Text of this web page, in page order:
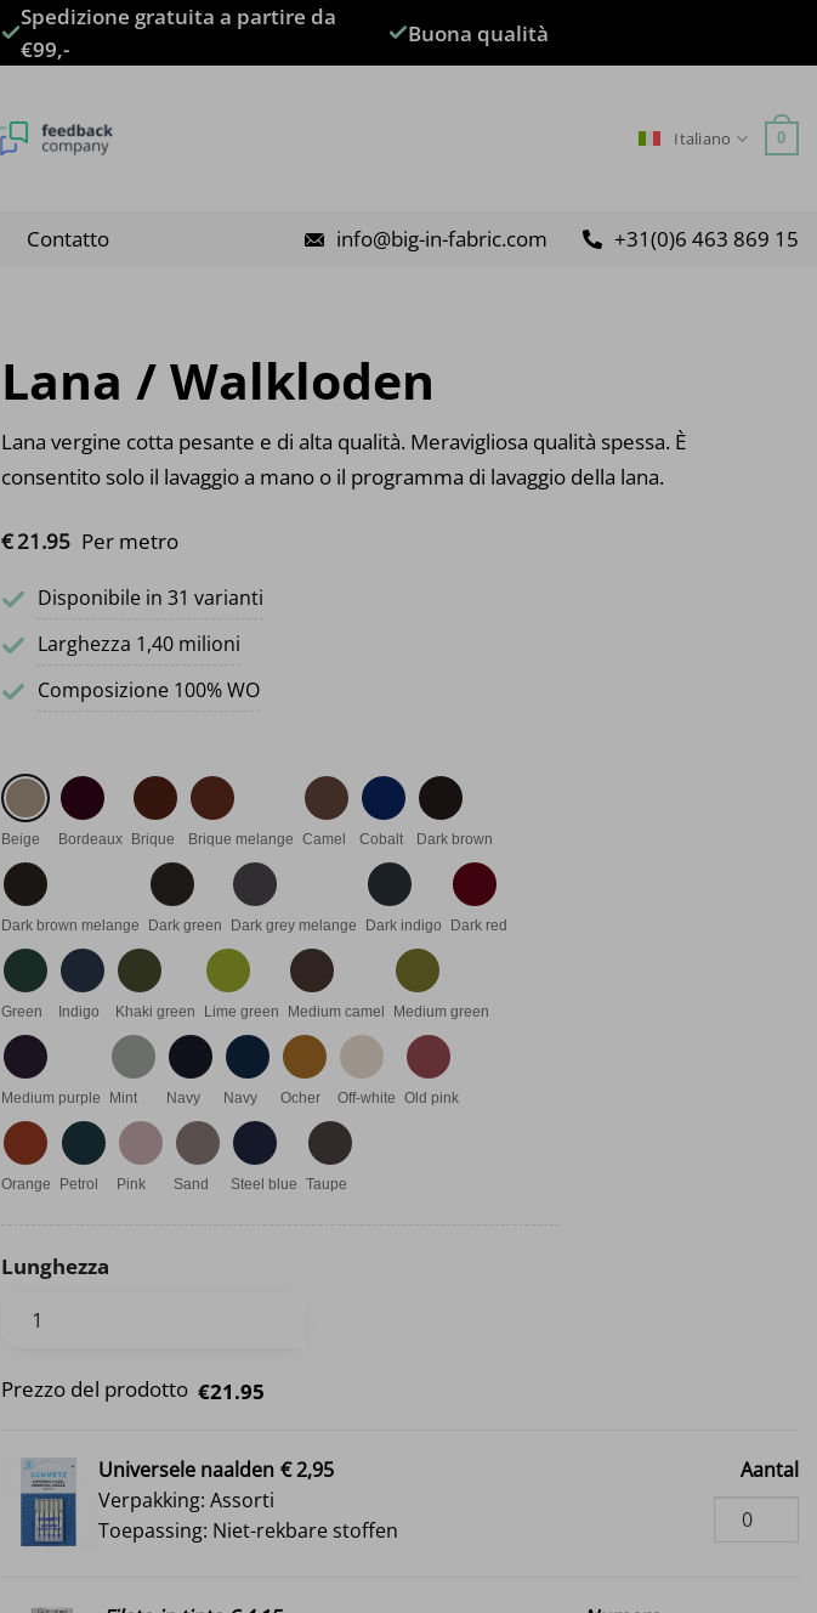
Spedizione gratuita a partire da
€99,-
Buona qualità
Italiano 0
Contatto info@big-in-fabric.com +31(0)6 463 869 15
Lana / Walkloden
Lana vergine cotta pesante e di alta qualità. Meravigliosa qualità spessa. È
consentito solo il lavaggio a mano o il programma di lavaggio della lana.
€21.95 Per metro
Disponibile in 31 varianti
Larghezza 1,40 milioni
Composizione 100% WO
Beige Bordeaux Brique Brique melange Camel Cobalt Dark brown
Dark brown melange Dark green Dark grey melange Dark indigo Dark red
Green Indigo Khaki green Lime green Medium camel Medium green
Medium purple Mint Navy Navy Ocher Off-white Old pink
Orange Petrol Pink Sand Steel blue Taupe
Lunghezza
Prezzo del prodotto €21.95
Universele naalden € 2,95
Verpakking: Assorti
Toepassing: Niet-rekbare stoffen
Aantal